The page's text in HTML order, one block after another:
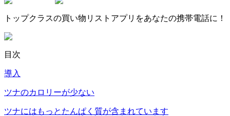
トップクラスの買い物リストアプリをあなたの携帯電話に！
目次
導入
ツナのカロリーが少ない
ツナにはもっとたんぱく質が含まれています